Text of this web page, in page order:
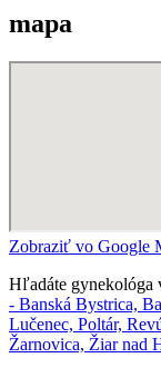
mapa
Zobraziť vo Google
Hľadáte gynekológa
- Banská Bystrica,
Lučenec, Poltár,
Žarnovica, Žiar nad